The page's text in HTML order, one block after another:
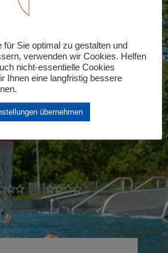
LinkedIn
erste Rezension für
(1 Elternteil)
wird nicht veröffentlicht.
für Sie optimal zu gestalten und
verwenden wir Cookies. Helfen
nicht-essentielle Cookies
Ihnen eine langfristig bessere
übernehmen